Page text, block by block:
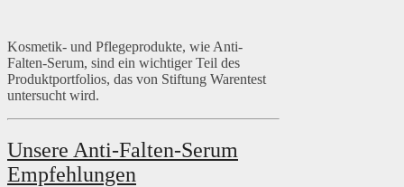
Kosmetik- und Pflegeprodukte, wie Anti-
Falten-Serum, sind ein wichtiger Teil des
Produktportfolios, das von Stiftung Warentest
untersucht wird.
Unsere Anti-Falten-Serum
Empfehlungen